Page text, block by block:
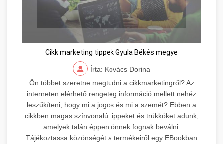
Cikk marketing tippek Gyula Békés megye
Írta: Kovács Dorina
Ön többet szeretne megtudni a cikkmarketingről? Az
interneten elérhető rengeteg információ mellett nehéz
leszűkíteni, hogy mi a jogos és mi a szemét? Ebben a
cikkben magas színvonalú tippeket és trükköket adunk,
amelyek talán éppen önnek fognak beválni.
Tájékoztassa közönségét a termékeiről egy EBookban